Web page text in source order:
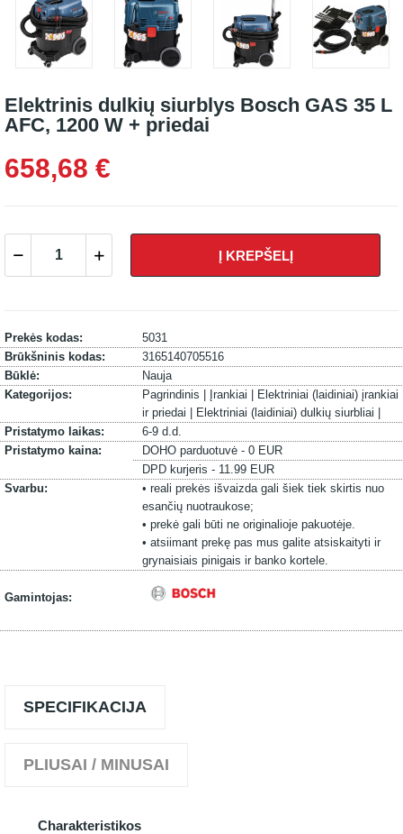
Elektrinis dulkių siurblys Bosch GAS 35 L
AFC, 1200 W + priedai
658,68 €
Į KREPŠELĮ
Prekės kodas:
5031
Brūkšninis kodas:
3165140705516
Būklė:
Nauja
Kategorijos:
Pagrindinis | Įrankiai |
Elektriniai (laidiniai) įrankiai
ir priedai |
Elektriniai (laidiniai) dulkių siurbliai |
Pristatymo laikas:
6-9 d.d.
Pristatymo kaina:
DOHO parduotuvė - 0 EUR
DPD kurjeris - 11.99 EUR
Svarbu:
• reali prekės išvaizda gali šiek tiek skirtis nuo
esančių nuotraukose;
• prekė gali būti ne originalioje pakuotėje.
• atsiimant prekę pas mus galite atsiskaityti ir
grynaisiais pinigais ir banko kortele.
Gamintojas:
SPECIFIKACIJA
PLIUSAI / MINUSAI
Charakteristikos